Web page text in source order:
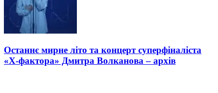
Останнє мирне літо та концерт суперфіналіста
«Х-фактора» Дмитра Волканова – архів